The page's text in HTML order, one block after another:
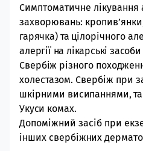
Симптоматичне лікування
захворювань:
гарячка) та цілорічного
алергії на лікарські
Свербіж різного
холестазом. Свербіж при
шкірними висипаннями,
Укуси комах.
Допоміжний засіб при
інших свербіжних